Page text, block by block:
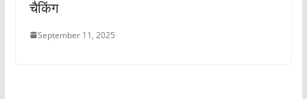
चैकिंग
September 11, 2025